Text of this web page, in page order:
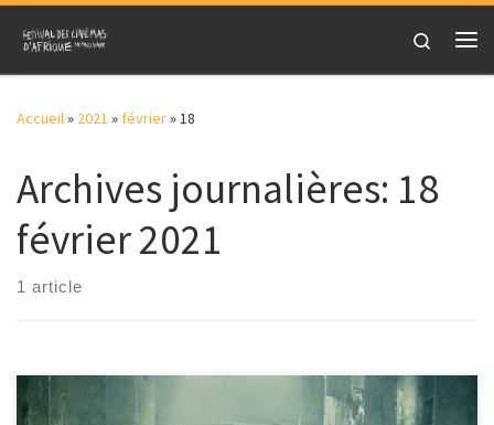
Skip to content
Search
Accueil» 2021 »février»18
Archives journalières: 18
février 2021
1 article